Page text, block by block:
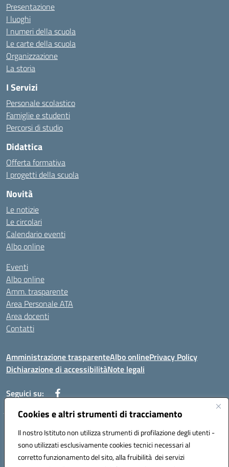
Cookies e altri strumenti di tracciamento
Il nostro Istituto non utilizza strumenti di profilazione degli utenti -
sono utilizzati esclusivamente cookies tecnici necessari al
corretto funzionamento del sito, alla fruibilità dei servizi
Presentazione
I luoghi
I numeri della scuola
Le carte della scuola
Organizzazione
La storia
I Servizi
Personale scolastico
Famiglie e studenti
Percorsi di studio
Didattica
Offerta formativa
I progetti della scuola
Novità
Le notizie
Le circolari
Calendario eventi
Albo online
Eventi
Albo online
Amm. trasparente
Area Personale ATA
Area docenti
Contatti
Amministrazione trasparenteAlbo onlinePrivacy Policy
Dichiarazione di accessibilitàNote legali
Seguici su:
Indirizzo: VIA BRECCIAME, 46 - 81024 MADDALONI (CE)
Mail: CEIC8AU001@istruzione.it - Pec: CEIC8AU001@pec.istruzione.it -
Telefono: 0823408721
Meccanografico: CEIC8AU001